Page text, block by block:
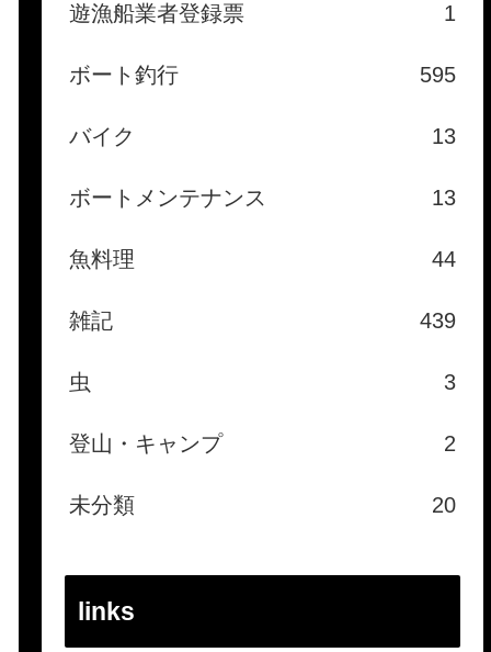
遊漁船業者登録票 1
ボート釣行 595
バイク 13
ボートメンテナンス 13
魚料理 44
雑記 439
虫 3
登山・キャンプ 2
未分類 20
links